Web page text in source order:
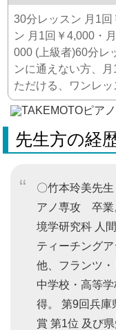
30分レッスン 月1
ン 月1回￥4,000・
000 (上級者)60分
ンに通えない方、
ただける、ワンレッ
先生方の経
〇竹本玲美先
アノ専攻 卒業
境学研究科 人
ティーチング
他、フランツ・
中学校・高等
得。 第9回兵庫
賞 第1位 及び